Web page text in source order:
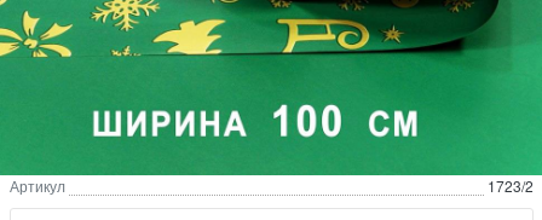
Артикул 1723/2